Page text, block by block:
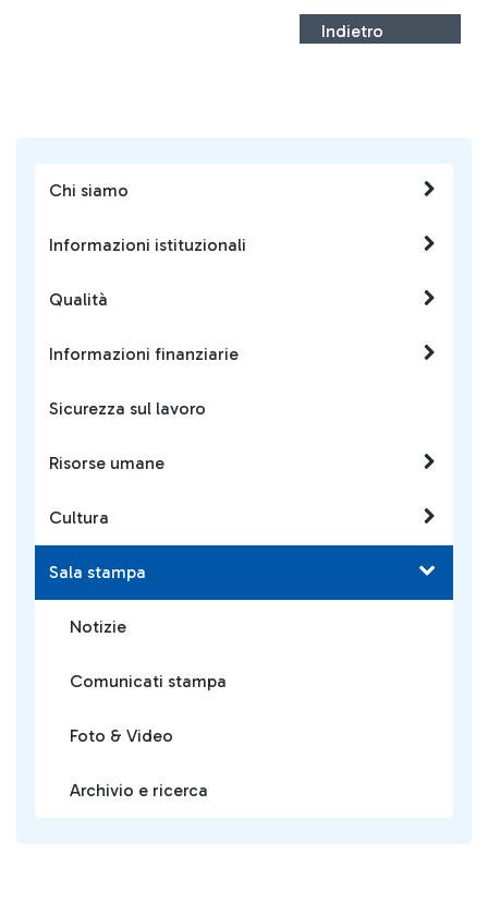
Chi siamo
Informazioni istituzionali
Qualità
Informazioni finanziarie
Sicurezza sul lavoro
Risorse umane
Cultura
Sala stampa
Notizie
Comunicati stampa
Foto & Video
Archivio e ricerca
Indietro